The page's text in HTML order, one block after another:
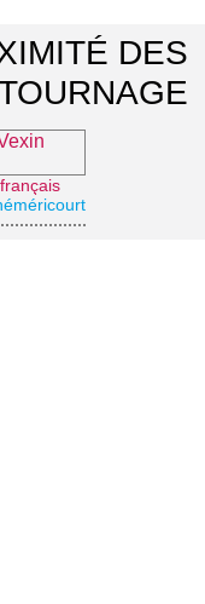
DES